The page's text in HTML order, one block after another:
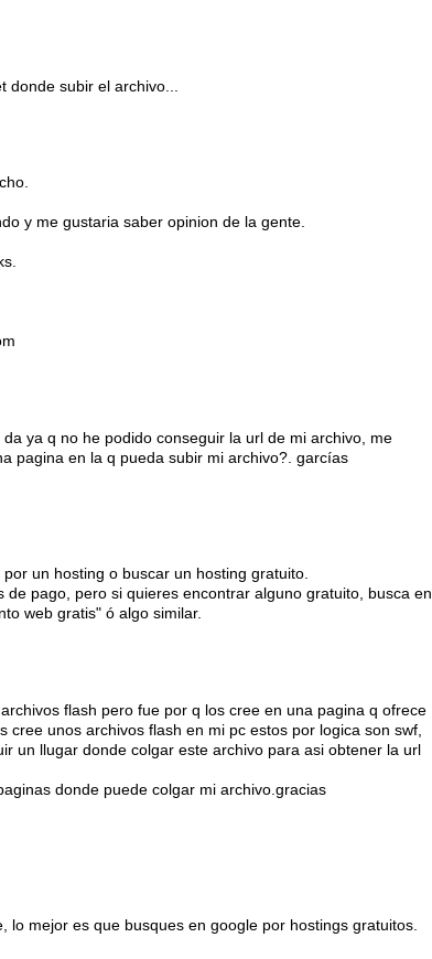
subir el archivo...
y me gustaria saber opinion de la gente.
ya q no he podido conseguir la url de mi archivo, me
pagina en la q pueda subir mi archivo?. garcías
un hosting o buscar un hosting gratuito.
de pago, pero si quieres encontrar alguno gratuito, busca en
web gratis" ó algo similar.
flash pero fue por q los cree en una pagina q ofrece
cree unos archivos flash en mi pc estos por logica son swf,
un llugar donde colgar este archivo para asi obtener la url
donde puede colgar mi archivo.gracias
lo mejor es que busques en google por hostings gratuitos.